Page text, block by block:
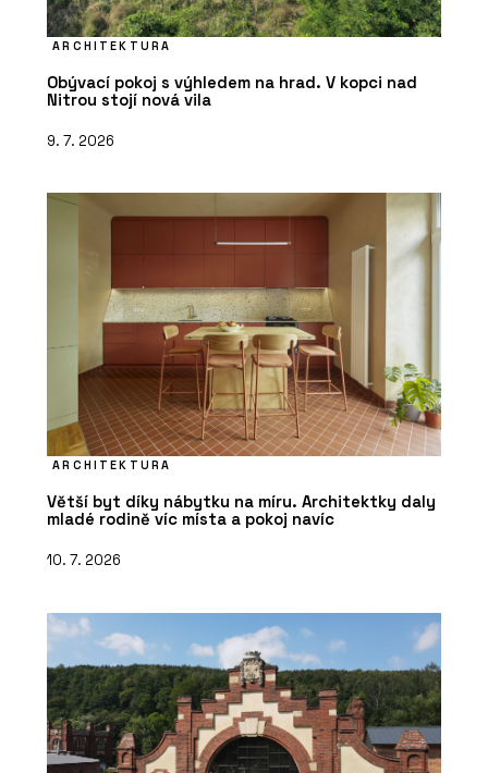
ARCHITEKTURA
Obývací pokoj s výhledem na hrad. V kopci nad
Nitrou stojí nová vila
9. 7. 2026
ARCHITEKTURA
Větší byt díky nábytku na míru. Architektky daly
mladé rodině víc místa a pokoj navíc
10. 7. 2026